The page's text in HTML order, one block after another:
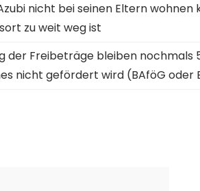
nicht bei seinen Eltern wohnen
zu weit weg ist
der Freibeträge bleiben nochmals
nicht gefördert wird (BAföG oder